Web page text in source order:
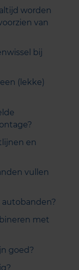
worden
van
bij
(lekke)
en
vullen
met
goed?